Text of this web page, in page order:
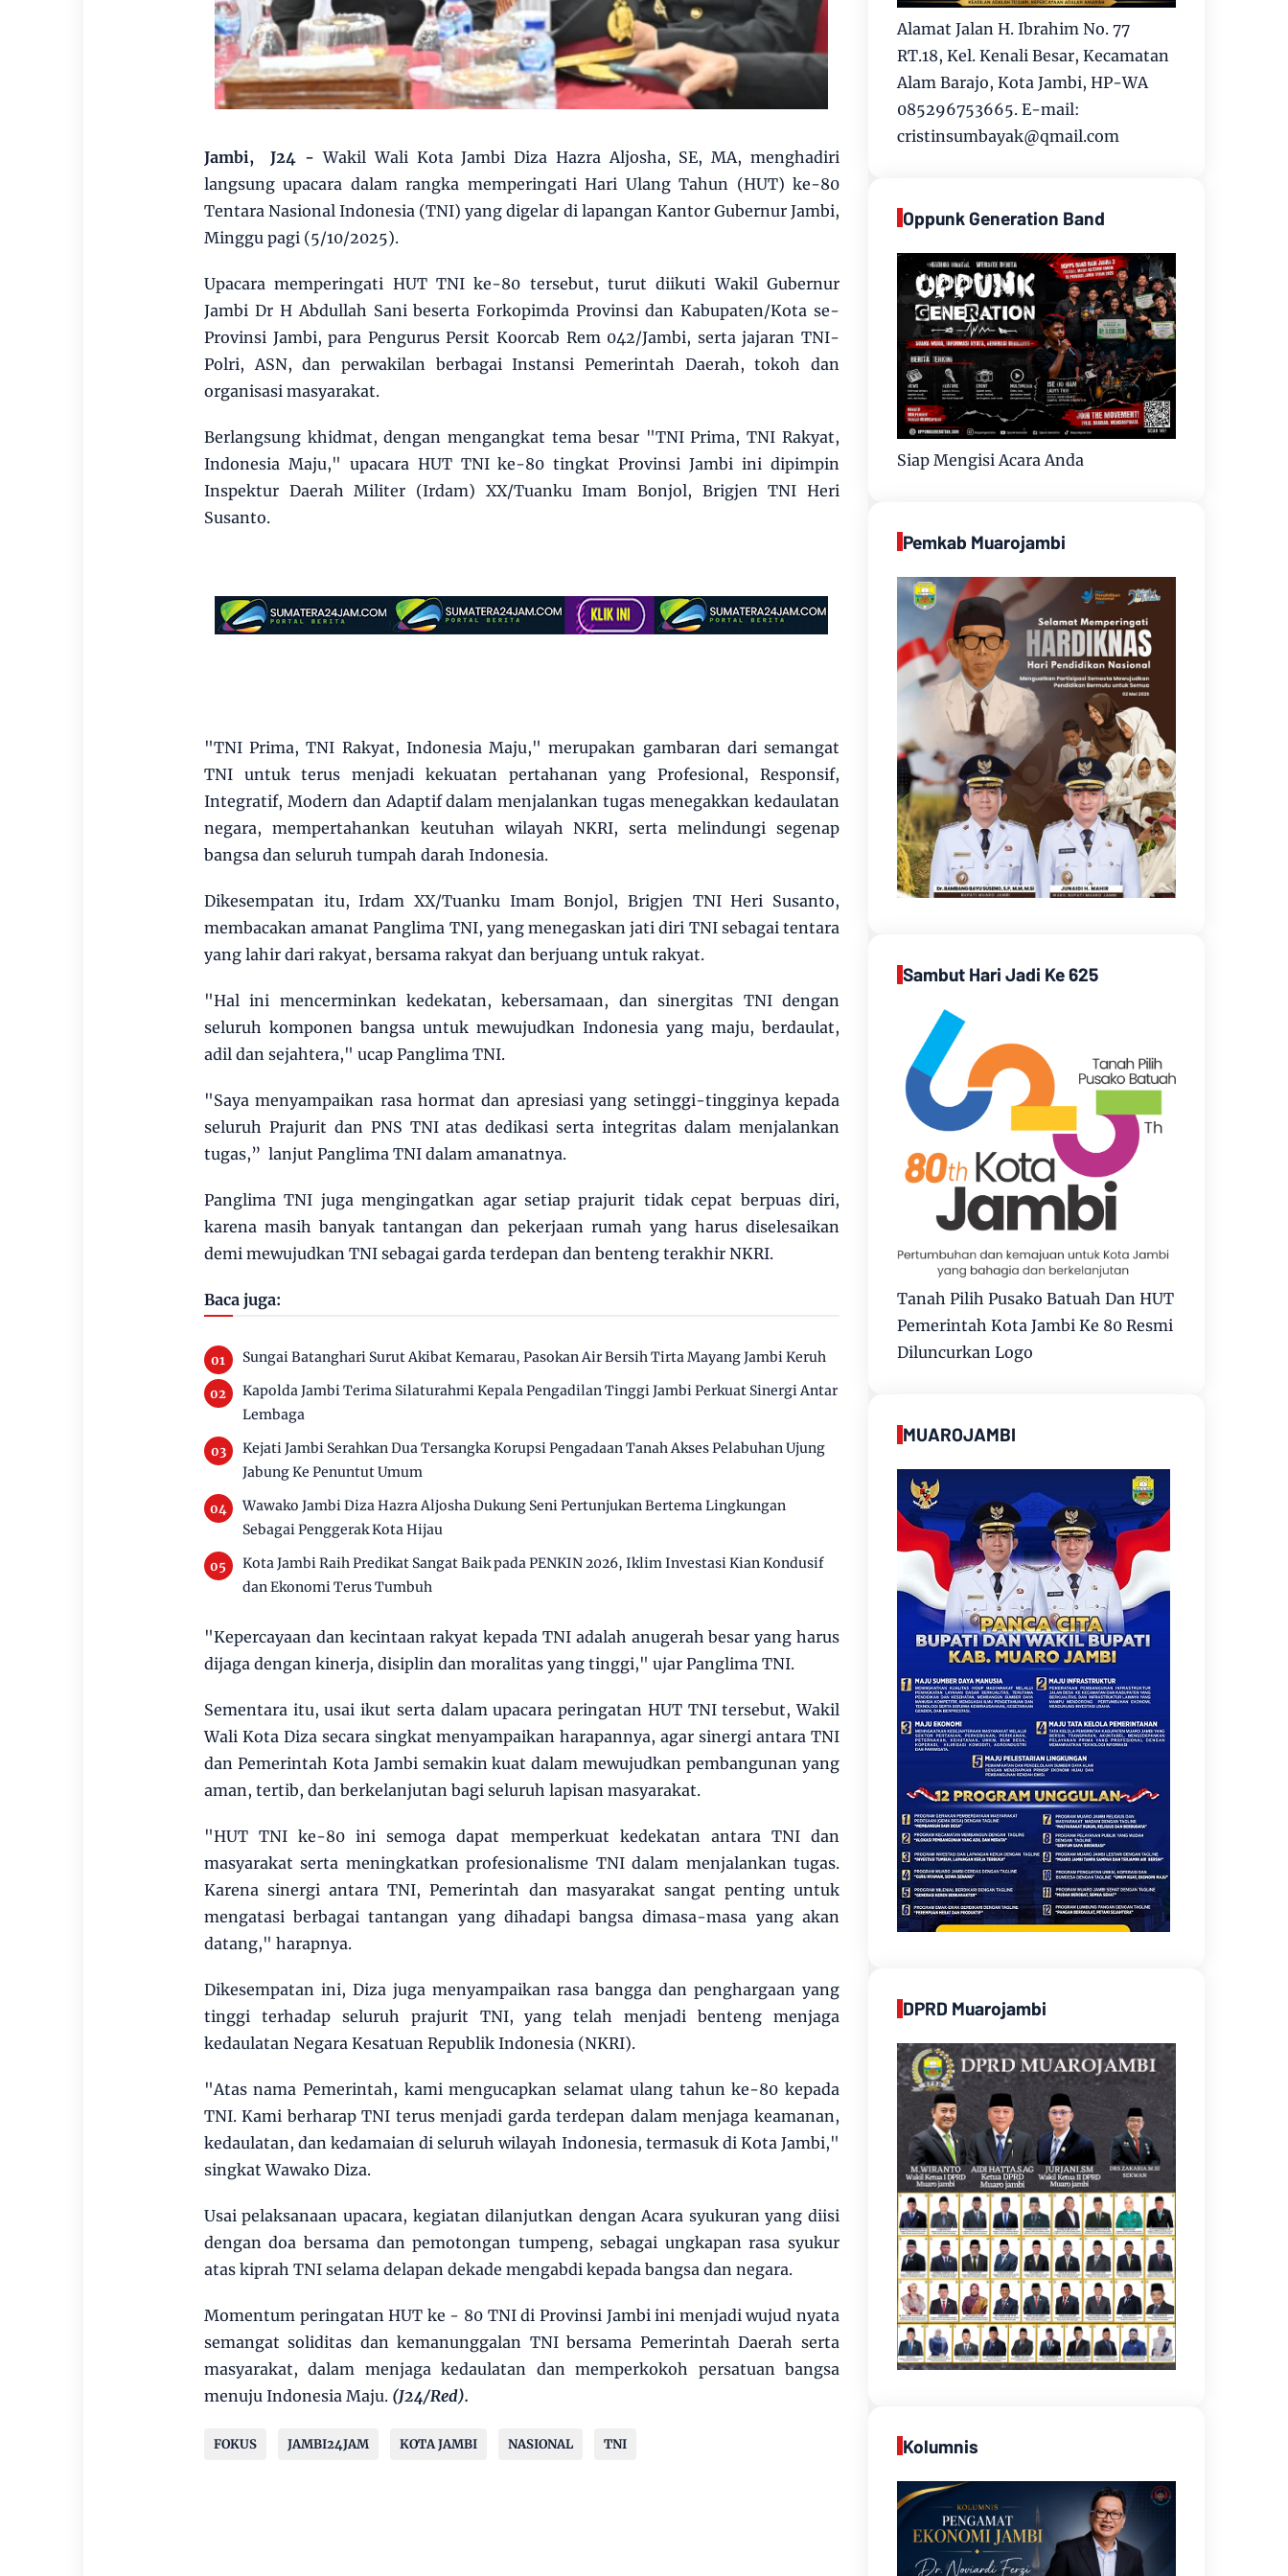
Jambi, J24 -Wakil Wali Kota Jambi Diza Hazra Aljosha, SE, MA, menghadiri
langsung upacara dalam rangka memperingati Hari Ulang Tahun (HUT) ke-80
Tentara Nasional Indonesia (TNI) yang digelar di lapangan Kantor Gubernur Jambi,
Minggu pagi (5/10/2025).
Upacara memperingati HUT TNI ke-80 tersebut, turut diikuti Wakil Gubernur
Jambi Dr H Abdullah Sani beserta Forkopimda Provinsi dan Kabupaten/Kota se-
Provinsi Jambi, para Pengurus Persit Koorcab Rem 042/Jambi, serta jajaran TNI-
Polri, ASN, dan perwakilan berbagai Instansi Pemerintah Daerah, tokoh dan
organisasi masyarakat.
Berlangsung khidmat, dengan mengangkat tema besar "TNI Prima, TNI Rakyat,
Indonesia Maju," upacara HUT TNI ke-80 tingkat Provinsi Jambi ini dipimpin
Inspektur Daerah Militer (Irdam) XX/Tuanku Imam Bonjol, Brigjen TNI Heri
Susanto.
"TNI Prima, TNI Rakyat, Indonesia Maju," merupakan gambaran dari semangat
TNI untuk terus menjadi kekuatan pertahanan yang Profesional, Responsif,
Integratif, Modern dan Adaptif dalam menjalankan tugas menegakkan kedaulatan
negara, mempertahankan keutuhan wilayah NKRI, serta melindungi segenap
bangsa dan seluruh tumpah darah Indonesia.
Dikesempatan itu, Irdam XX/Tuanku Imam Bonjol, Brigjen TNI Heri Susanto,
membacakan amanat Panglima TNI, yang menegaskan jati diri TNI sebagai tentara
yang lahir dari rakyat, bersama rakyat dan berjuang untuk rakyat.
"Hal ini mencerminkan kedekatan, kebersamaan, dan sinergitas TNI dengan
seluruh komponen bangsa untuk mewujudkan Indonesia yang maju, berdaulat,
adil dan sejahtera," ucap Panglima TNI.
"Saya menyampaikan rasa hormat dan apresiasi yang setinggi-tingginya kepada
seluruh Prajurit dan PNS TNI atas dedikasi serta integritas dalam menjalankan
tugas,” lanjut Panglima TNI dalam amanatnya.
Panglima TNI juga mengingatkan agar setiap prajurit tidak cepat berpuas diri,
karena masih banyak tantangan dan pekerjaan rumah yang harus diselesaikan
demi mewujudkan TNI sebagai garda terdepan dan benteng terakhir NKRI.
Baca juga:
Sungai Batanghari Surut Akibat Kemarau, Pasokan Air Bersih Tirta Mayang Jambi Keruh
Kapolda Jambi Terima Silaturahmi Kepala Pengadilan Tinggi Jambi Perkuat Sinergi Antar
Lembaga
Kejati Jambi Serahkan Dua Tersangka Korupsi Pengadaan Tanah Akses Pelabuhan Ujung
Jabung Ke Penuntut Umum
Wawako Jambi Diza Hazra Aljosha Dukung Seni Pertunjukan Bertema Lingkungan
Sebagai Penggerak Kota Hijau
Kota Jambi Raih Predikat Sangat Baik pada PENKIN 2026, Iklim Investasi Kian Kondusif
dan Ekonomi Terus Tumbuh
"Kepercayaan dan kecintaan rakyat kepada TNI adalah anugerah besar yang harus
dijaga dengan kinerja, disiplin dan moralitas yang tinggi," ujar Panglima TNI.
Sementara itu, usai ikut serta dalam upacara peringatan HUT TNI tersebut, Wakil
Wali Kota Diza secara singkat menyampaikan harapannya, agar sinergi antara TNI
dan Pemerintah Kota Jambi semakin kuat dalam mewujudkan pembangunan yang
aman, tertib, dan berkelanjutan bagi seluruh lapisan masyarakat.
"HUT TNI ke-80 ini semoga dapat memperkuat kedekatan antara TNI dan
masyarakat serta meningkatkan profesionalisme TNI dalam menjalankan tugas.
Karena sinergi antara TNI, Pemerintah dan masyarakat sangat penting untuk
mengatasi berbagai tantangan yang dihadapi bangsa dimasa-masa yang akan
datang," harapnya.
Dikesempatan ini, Diza juga menyampaikan rasa bangga dan penghargaan yang
tinggi terhadap seluruh prajurit TNI, yang telah menjadi benteng menjaga
kedaulatan Negara Kesatuan Republik Indonesia (NKRI).
"Atas nama Pemerintah, kami mengucapkan selamat ulang tahun ke-80 kepada
TNI. Kami berharap TNI terus menjadi garda terdepan dalam menjaga keamanan,
kedaulatan, dan kedamaian di seluruh wilayah Indonesia, termasuk di Kota Jambi,"
singkat Wawako Diza.
Usai pelaksanaan upacara, kegiatan dilanjutkan dengan Acara syukuran yang diisi
dengan doa bersama dan pemotongan tumpeng, sebagai ungkapan rasa syukur
atas kiprah TNI selama delapan dekade mengabdi kepada bangsa dan negara.
Momentum peringatan HUT ke - 80 TNI di Provinsi Jambi ini menjadi wujud nyata
semangat soliditas dan kemanunggalan TNI bersama Pemerintah Daerah serta
masyarakat, dalam menjaga kedaulatan dan memperkokoh persatuan bangsa
menuju Indonesia Maju. (J24/Red).
FOKUS JAMBI24JAM KOTA JAMBI NASIONAL TNI
Alamat Jalan H. Ibrahim No. 77
RT.18, Kel. Kenali Besar, Kecamatan
Alam Barajo, Kota Jambi, HP-WA
085296753665. E-mail:
cristinsumbayak@qmail.com
Oppunk Generation Band
Siap Mengisi Acara Anda
Pemkab Muarojambi
Sambut Hari Jadi Ke 625
Tanah Pilih Pusako Batuah Dan HUT
Pemerintah Kota Jambi Ke 80 Resmi
Diluncurkan Logo
MUAROJAMBI
DPRD Muarojambi
Kolumnis